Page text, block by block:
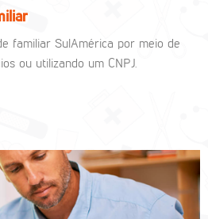
familiar SulAmérica por meio de
ou utilizando um CNPJ.